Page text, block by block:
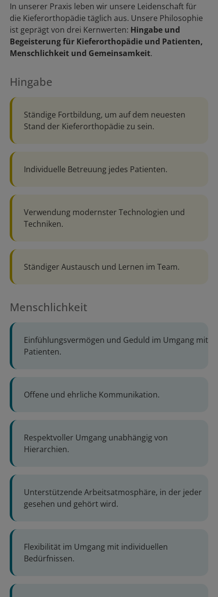
In unserer Praxis leben wir unsere Leidenschaft für
die Kieferorthopädie täglich aus. Unsere Philosophie
ist geprägt von drei Kernwerten: Hingabe und
Begeisterung für Kieferorthopädie und Patienten,
Menschlichkeit und Gemeinsamkeit.
Hingabe
Ständige Fortbildung, um auf dem neuesten
Stand der Kieferorthopädie zu sein.
Individuelle Betreuung jedes Patienten.
Verwendung modernster Technologien und
Techniken.
Ständiger Austausch und Lernen im Team.
Menschlichkeit
Einfühlungsvermögen und Geduld im Umgang mit
Patienten.
Offene und ehrliche Kommunikation.
Respektvoller Umgang unabhängig von
Hierarchien.
Unterstützende Arbeitsatmosphäre, in der jeder
gesehen und gehört wird.
Flexibilität im Umgang mit individuellen
Bedürfnissen.